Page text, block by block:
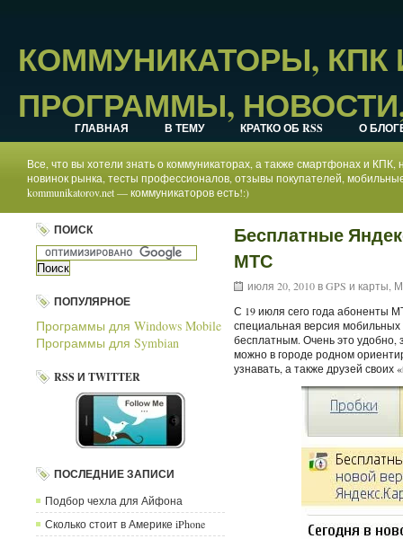
КОММУНИКАТОРЫ,
ПРОГРАММЫ,
ГЛАВНАЯ В ТЕМУ КРАТКО ОБ RSS О
Все, что вы хотели знать о коммуникаторах, а также смартфонах и
новинок рынка, тесты профессионалов, отзывы покупателей,
kommunikatorov.net — коммуникаторов есть!:)
ПОИСК
ПОПУЛЯРНОЕ
Программы для Windows Mobile
Программы для Symbian
RSS И TWITTER
ПОСЛЕДНИЕ ЗАПИСИ
Подбор чехла для Айфона
Сколько стоит в Америке iPhone
Бесплатные
МТС
июля 20, 2010 вGPS и карты
С 19 июля сего года абоненты
специальная версия
бесплатным. Очень это удобно,
можно в городе родном
узнавать, а также друзей своих